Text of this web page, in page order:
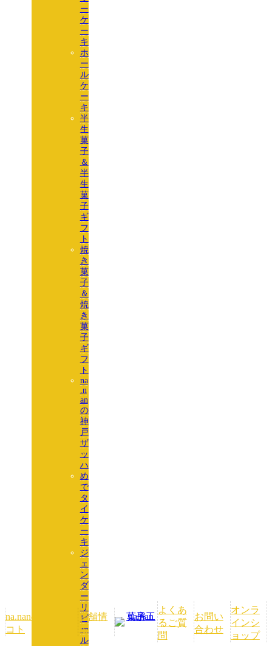
na.nanの
コト
ー
ケ
ー
キ
ホ
ー
ル
ケ
ー
キ
半
生
菓
子
＆
半
生
菓
子
ギ
フ
ト
焼
き
菓
子
＆
焼
き
菓
子
ギ
フ
ト
na
.n
an
の
神
戸
ザ
ッ
ハ
め
で
タ
イ
ケ
ー
キ
ジ
ェ
ン
ダ
ー
リ
ビ
ー
ル
店舗情
報
よくあ
るご質
問
お問い
合わせ
オンラ
インシ
ョップ